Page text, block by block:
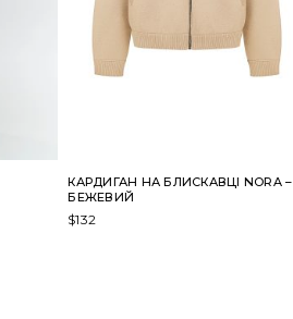
КАРДИГАН НА БЛИСКАВЦІ NORA –
БЕЖЕВИЙ
$132